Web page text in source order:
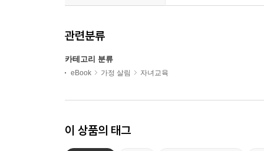
관련분류
카테고리 분류
eBook 가정 살림 자녀교육
이 상품의 태그